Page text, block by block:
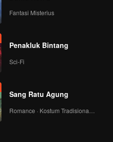
Fantasi Misterius
Penakluk Bintang
Sci-Fi
Sang Ratu Agung